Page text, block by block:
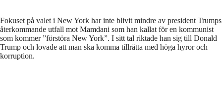
Fokuset på valet i New York har inte blivit mindre av president Trumps
återkommande utfall mot Mamdani som han kallat för en kommunist
som kommer ”förstöra New York”. I sitt tal riktade han sig till Donald
Trump och lovade att man ska komma tillrätta med höga hyror och
korruption.